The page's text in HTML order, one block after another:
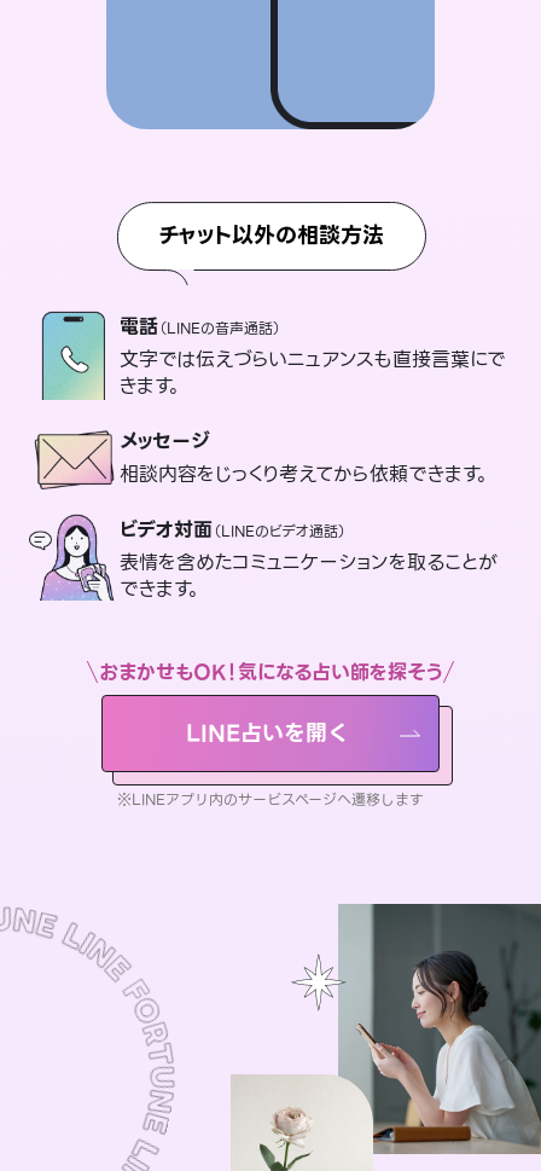
チャット以外の相談方法
電話（LINEの音声通話）
文字では伝えづらいニュアンスも直接言葉にで
きます。
メッセージ
相談内容をじっくり考えてから依頼できます。
ビデオ対面（LINEのビデオ通話）
表情を含めたコミュニケーションを取ることが
できます。
おまかせもOK！気になる占い師を探そう
LINE占いを開く
※LINEアプリ内のサービスページへ遷移します